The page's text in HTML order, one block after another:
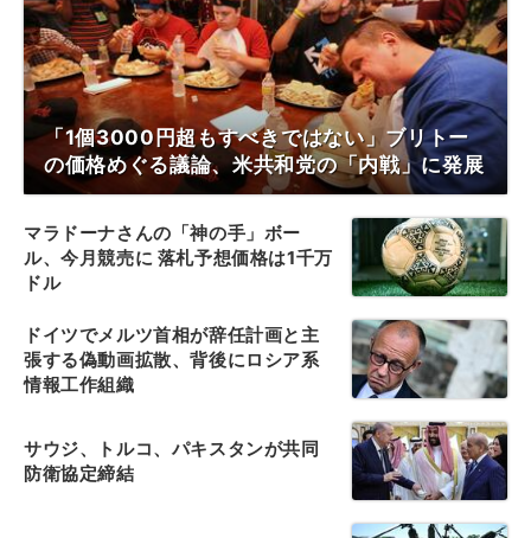
「1個3000円超もすべきではない」ブリトー
の価格めぐる議論、米共和党の「内戦」に発展
マラドーナさんの「神の手」ボー
ル、今月競売に 落札予想価格は1千万
ドル
ドイツでメルツ首相が辞任計画と主
張する偽動画拡散、背後にロシア系
情報工作組織
サウジ、トルコ、パキスタンが共同
防衛協定締結